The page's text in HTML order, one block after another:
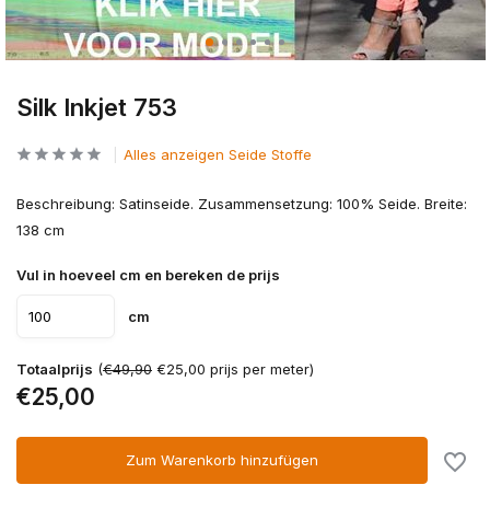
Silk Inkjet 753
Alles anzeigen Seide Stoffe
Beschreibung: Satinseide. Zusammensetzung: 100% Seide. Breite:
138 cm
Vul in hoeveel cm en bereken de prijs
cm
Totaalprijs (€49,90 €25,00 prijs per meter)
€25,00
Zum Warenkorb hinzufügen